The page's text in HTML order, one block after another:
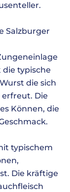
Salzburger
typische
die sich
Die
Können, die
typischem
Die kräftige